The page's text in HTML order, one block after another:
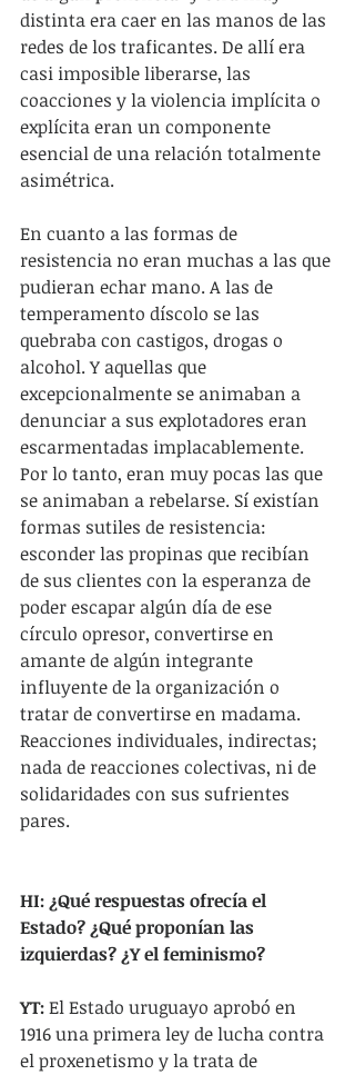
distinta era caer en las manos de las
redes de los traficantes. De allí era
casi imposible liberarse, las
coacciones y la violencia implícita o
explícita eran un componente
esencial de una relación totalmente
asimétrica.
En cuanto a las formas de
resistencia no eran muchas a las que
pudieran echar mano. A las de
temperamento díscolo se las
quebraba con castigos, drogas o
alcohol. Y aquellas que
excepcionalmente se animaban a
denunciar a sus explotadores eran
escarmentadas implacablemente.
Por lo tanto, eran muy pocas las que
se animaban a rebelarse. Sí existían
formas sutiles de resistencia:
esconder las propinas que recibían
de sus clientes con la esperanza de
poder escapar algún día de ese
círculo opresor, convertirse en
amante de algún integrante
influyente de la organización o
tratar de convertirse en madama.
Reacciones individuales, indirectas;
nada de reacciones colectivas, ni de
solidaridades con sus sufrientes
pares.
HI: ¿Qué respuestas ofrecía el
Estado? ¿Qué proponían las
izquierdas? ¿Y el feminismo?
YT: El Estado uruguayo aprobó en
1916 una primera ley de lucha contra
el proxenetismo y la trata de